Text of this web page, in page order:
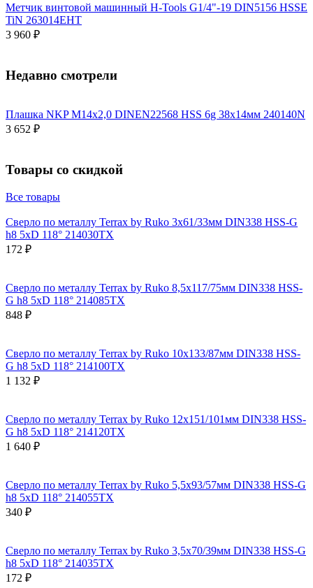
Метчик винтовой машинный H-Tools G1/4"-19 DIN5156 HSSE
TiN 263014EHT
3 960 ₽
Недавно смотрели
Плашка NKP М14х2,0 DINEN22568 HSS 6g 38х14мм 240140N
3 652 ₽
Товары со скидкой
Все товары
Сверло по металлу Terrax by Ruko 3x61/33мм DIN338 HSS-G
h8 5xD 118° 214030TX
172 ₽
Сверло по металлу Terrax by Ruko 8,5x117/75мм DIN338 HSS-
G h8 5xD 118° 214085TX
848 ₽
Сверло по металлу Terrax by Ruko 10x133/87мм DIN338 HSS-
G h8 5xD 118° 214100TX
1 132 ₽
Сверло по металлу Terrax by Ruko 12x151/101мм DIN338 HSS-
G h8 5xD 118° 214120TX
1 640 ₽
Сверло по металлу Terrax by Ruko 5,5x93/57мм DIN338 HSS-G
h8 5xD 118° 214055TX
340 ₽
Сверло по металлу Terrax by Ruko 3,5x70/39мм DIN338 HSS-G
h8 5xD 118° 214035TX
172 ₽